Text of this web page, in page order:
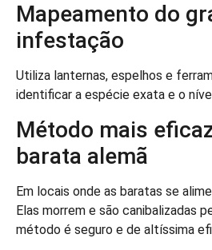
Mapeamento do
infestação
Utiliza lanternas, espelhos e
identificar a espécie exata e o
Método mais
barata alemã
Em locais onde as baratas se
Elas morrem e são canibalizadas
método é seguro e de altíssima